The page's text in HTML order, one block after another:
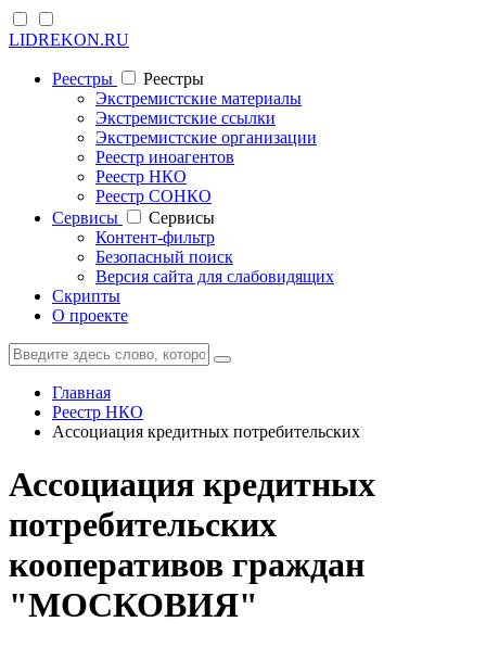
LIDREKON.RU
Реестры
Реестры
Экстремистские материалы
Экстремистские ссылки
Экстремистские организации
Реестр иноагентов
Реестр НКО
Реестр СОНКО
Cервисы
Cервисы
Контент-фильтр
Безопасный поиск
Версия сайта для слабовидящих
Скрипты
О проекте
Главная
Реестр НКО
Ассоциация кредитных потребительских
Ассоциация кредитных
потребительских
кооперативов граждан
"МОСКОВИЯ"